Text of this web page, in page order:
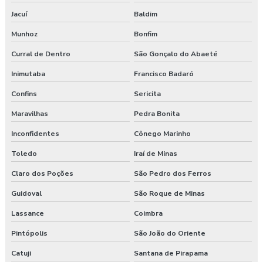
Jacuí Baldim
Munhoz Bonfim
Curral de Dentro São Gonçalo do Abaeté
Inimutaba Francisco Badaró
Confins Sericita
Maravilhas Pedra Bonita
Inconfidentes Cônego Marinho
Toledo Iraí de Minas
Claro dos Poções São Pedro dos Ferros
Guidoval São Roque de Minas
Lassance Coimbra
Pintópolis São João do Oriente
Catuji Santana de Pirapama